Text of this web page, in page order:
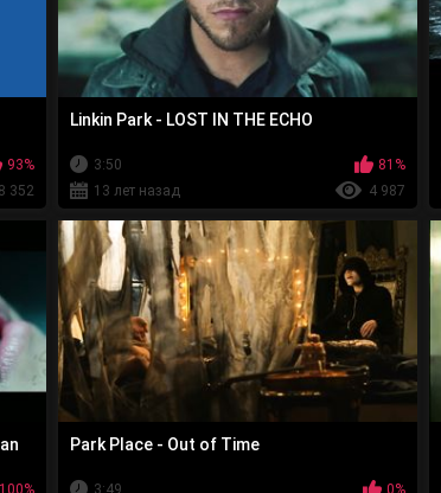
93%
8 352
Linkin Park - LOST IN THE ECHO
3:50
81%
13 лет назад
4 987
100%
Park Place - Out of Time
3:49 0%